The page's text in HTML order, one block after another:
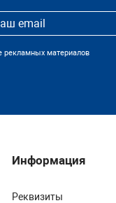
рекламных материалов
Информация
Реквизиты